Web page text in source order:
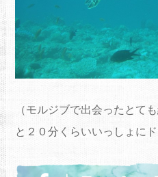
（モルジブで出会ったとて
と２０分くらいいっしょに